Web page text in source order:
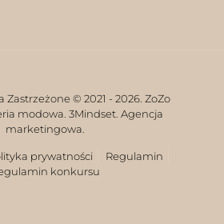
Zastrzeżone © 2021 - 2026. ZoZo
modowa. 3Mindset. Agencja
marketingowa.
prywatności
Regulamin
konkursu